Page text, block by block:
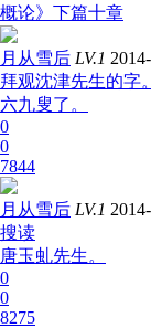
概论》下篇十章
月从雪后 LV.1
拜观沈津先生的字。
六九叟了。
0
0
7844
月从雪后 LV.1
搜读
唐玉虬先生。
0
0
8275